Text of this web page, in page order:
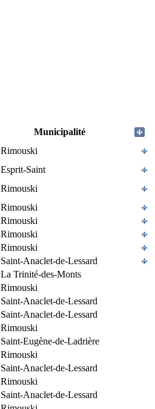
Municipalité
Rimouski
Esprit-Saint
Rimouski
Rimouski
Rimouski
Rimouski
Rimouski
Saint-Anaclet-de-Lessard
La Trinité-des-Monts
Rimouski
Saint-Anaclet-de-Lessard
Saint-Anaclet-de-Lessard
Rimouski
Saint-Eugène-de-Ladrière
Rimouski
Saint-Anaclet-de-Lessard
Rimouski
Saint-Anaclet-de-Lessard